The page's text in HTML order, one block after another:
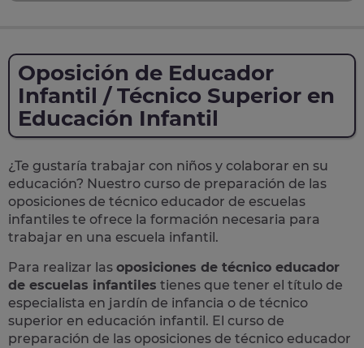
Oposición de Educador
Infantil / Técnico Superior en
Educación Infantil
¿Te gustaría trabajar con niños y colaborar en su
educación? Nuestro curso de preparación de las
oposiciones de técnico educador de escuelas
infantiles te ofrece la formación necesaria para
trabajar en una escuela infantil.
Para realizar las oposiciones de técnico educador
de escuelas infantiles tienes que tener el título de
especialista en jardín de infancia o de técnico
superior en educación infantil. El curso de
preparación de las oposiciones de técnico educador